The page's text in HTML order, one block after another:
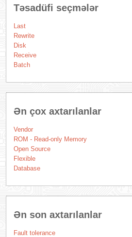
Təsadüfi seçmələr
Last
Rewrite
Disk
Receive
Batch
Ən çox axtarılanlar
Vendor
ROM - Read-only Memory
Open Source
Flexible
Database
Ən son axtarılanlar
Fault tolerance